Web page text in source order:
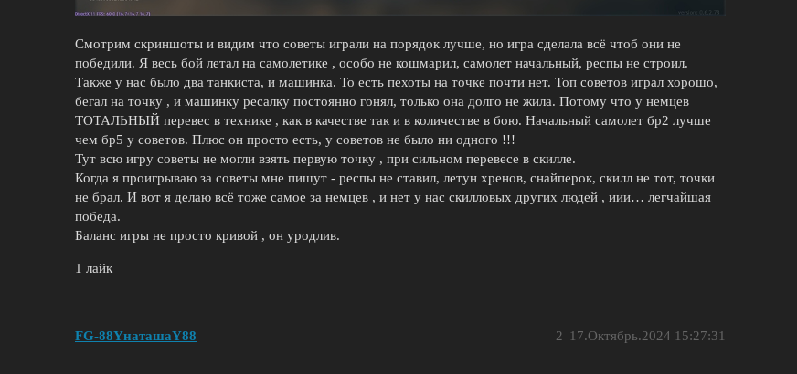
Смотрим скриншоты и видим что советы играли на порядок лучше, но игра сделала всё чтоб они не
победили. Я весь бой летал на самолетике , особо не кошмарил, самолет начальный, респы не строил.
Также у нас было два танкиста, и машинка. То есть пехоты на точке почти нет. Топ советов играл хорошо,
бегал на точку , и машинку ресалку постоянно гонял, только она долго не жила. Потому что у немцев
ТОТАЛЬНЫЙ перевес в технике , как в качестве так и в количестве в бою. Начальный самолет бр2 лучше
чем бр5 у советов. Плюс он просто есть, у советов не было ни одного !!!
Тут всю игру советы не могли взять первую точку , при сильном перевесе в скилле.
Когда я проигрываю за советы мне пишут - респы не ставил, летун хренов, снайперок, скилл не тот, точки
не брал. И вот я делаю всё тоже самое за немцев , и нет у нас скилловых других людей , иии… легчайшая
победа.
Баланс игры не просто кривой , он уродлив.
1 лайк
FG-88YнаташаY88 17.Октябрь.2024 15:27:31
2